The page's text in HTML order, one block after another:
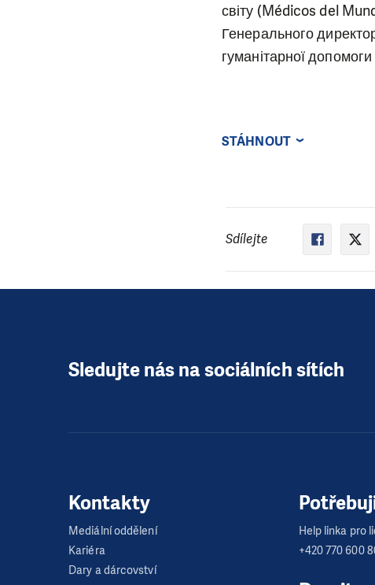
світу (Médicos del
Генерального
гуманітарної
STÁHNOUT
Sdílejte
Sledujte nás na sociálních sítích
Kontakty
Mediální oddělení
Kariéra
Dary a dárcovství
Help linka pro
+420 770 600